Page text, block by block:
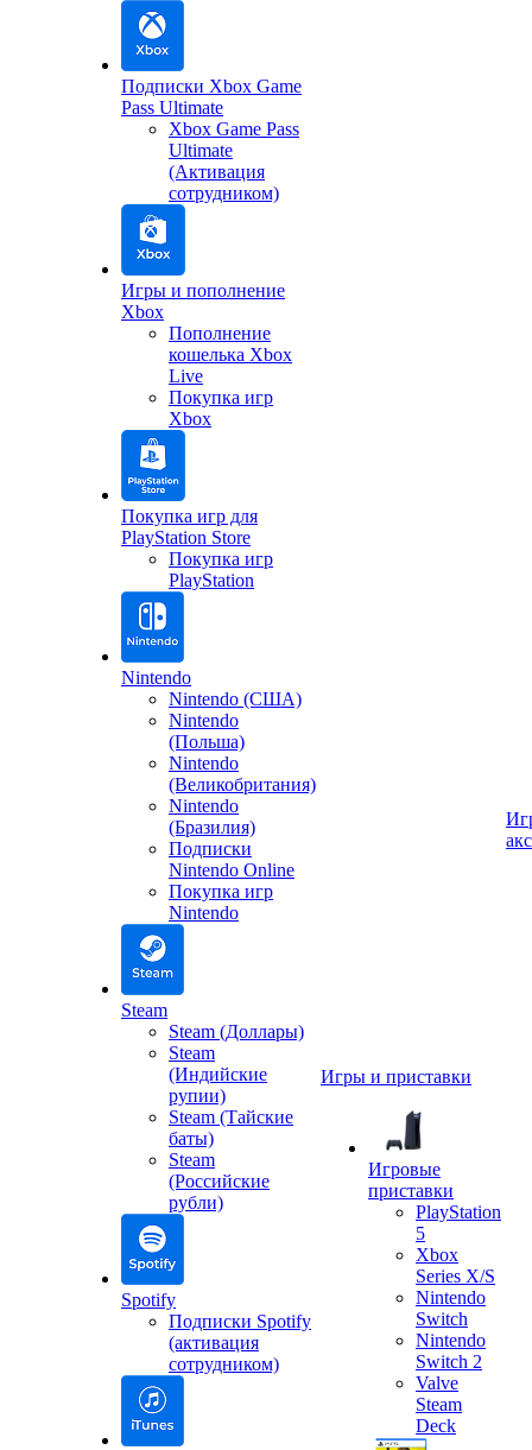
Подписки Xbox Game
Pass Ultimate
Xbox Game Pass
Ultimate
(Активация
сотрудником)
Игры и пополнение
Xbox
Пополнение
кошелька Xbox
Live
Покупка игр
Xbox
Покупка игр для
PlayStation Store
Покупка игр
PlayStation
Nintendo
Nintendo (США)
Nintendo
(Польша)
Nintendo
(Великобритания)
Nintendo
(Бразилия)
Подписки
Nintendo Online
Покупка игр
Nintendo
Steam
Steam (Доллары)
Steam
(Индийские
рупии)
Steam (Тайские
баты)
Steam
(Российские
рубли)
Spotify
Подписки Spotify
(активация
сотрудником)
Игры и приставки
Игровые
приставки
PlayStation
5
Xbox
Series X/S
Nintendo
Switch
Nintendo
Switch 2
Valve
Steam
Deck